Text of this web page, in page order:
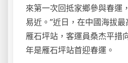
來第一次回抵家鄉參與春運
易近。”近日，在中國海拔
雁石坪站，客運員桑杰平措
年是雁石坪站首迎春運。